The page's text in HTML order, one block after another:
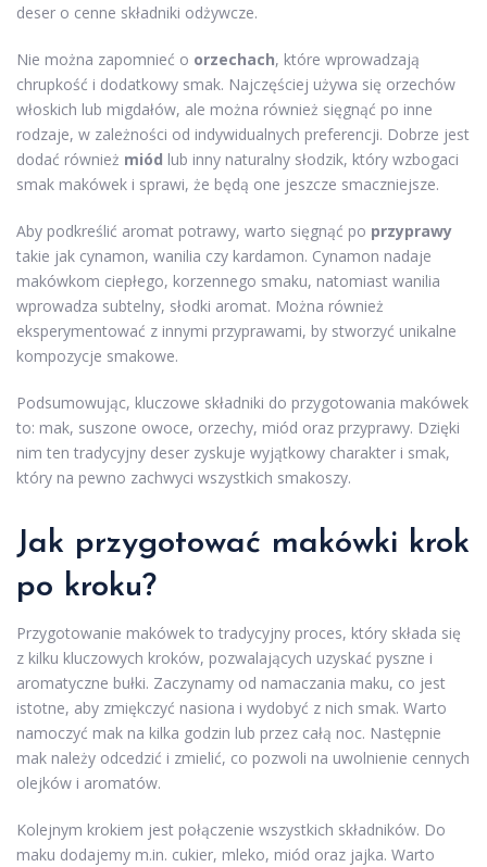
deser o cenne składniki odżywcze.
Nie można zapomnieć o orzechach, które wprowadzają
chrupkość i dodatkowy smak. Najczęściej używa się orzechów
włoskich lub migdałów, ale można również sięgnąć po inne
rodzaje, w zależności od indywidualnych preferencji. Dobrze jest
dodać również miód lub inny naturalny słodzik, który wzbogaci
smak makówek i sprawi, że będą one jeszcze smaczniejsze.
Aby podkreślić aromat potrawy, warto sięgnąć po przyprawy
takie jak cynamon, wanilia czy kardamon. Cynamon nadaje
makówkom ciepłego, korzennego smaku, natomiast wanilia
wprowadza subtelny, słodki aromat. Można również
eksperymentować z innymi przyprawami, by stworzyć unikalne
kompozycje smakowe.
Podsumowując, kluczowe składniki do przygotowania makówek
to: mak, suszone owoce, orzechy, miód oraz przyprawy. Dzięki
nim ten tradycyjny deser zyskuje wyjątkowy charakter i smak,
który na pewno zachwyci wszystkich smakoszy.
Jak przygotować makówki krok
po kroku?
Przygotowanie makówek to tradycyjny proces, który składa się
z kilku kluczowych kroków, pozwalających uzyskać pyszne i
aromatyczne bułki. Zaczynamy od namaczania maku, co jest
istotne, aby zmiękczyć nasiona i wydobyć z nich smak. Warto
namoczyć mak na kilka godzin lub przez całą noc. Następnie
mak należy odcedzić i zmielić, co pozwoli na uwolnienie cennych
olejków i aromatów.
Kolejnym krokiem jest połączenie wszystkich składników. Do
maku dodajemy m.in. cukier, mleko, miód oraz jajka. Warto